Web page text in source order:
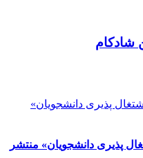
شادکام
پذیری دانشجویان» منتشر